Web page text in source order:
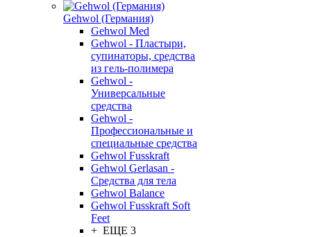
Gehwol (Германия)
Gehwol Med
Gehwol - Пластыри,
супинаторы, средства
из гель-полимера
Gehwol -
Универсальные
средства
Gehwol -
Профессиональные и
специальные средства
Gehwol Fusskraft
Gehwol Gerlasan -
Средства для тела
Gehwol Balance
Gehwol Fusskraft Soft
Feet
+ ЕЩЕ 3